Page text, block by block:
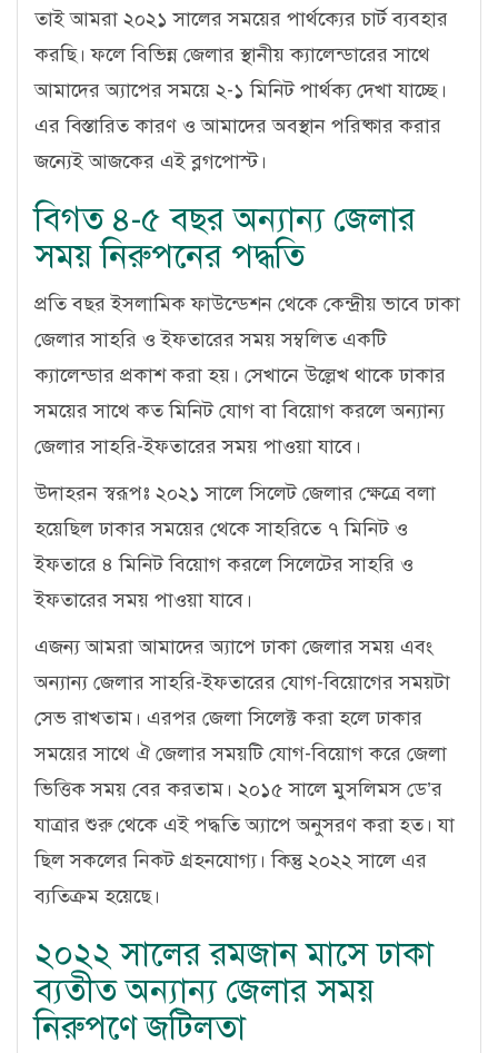
তাই আমরা ২০২১ সালের সময়ের পার্থক্যের চার্ট ব্যবহার
করছি। ফলে বিভিন্ন জেলার স্থানীয় ক্যালেন্ডারের সাথে
আমাদের অ্যাপের সময়ে ২-১ মিনিট পার্থক্য দেখা যাচ্ছে।
এর বিস্তারিত কারণ ও আমাদের অবস্থান পরিষ্কার করার
জন্যেই আজকের এই ব্লগপোস্ট।
বিগত ৪-৫ বছর অন্যান্য জেলার
সময় নিরুপনের পদ্ধতি
প্রতি বছর ইসলামিক ফাউন্ডেশন থেকে কেন্দ্রীয় ভাবে ঢাকা
জেলার সাহরি ও ইফতারের সময় সম্বলিত একটি
ক্যালেন্ডার প্রকাশ করা হয়। সেখানে উল্লেখ থাকে ঢাকার
সময়ের সাথে কত মিনিট যোগ বা বিয়োগ করলে অন্যান্য
জেলার সাহরি-ইফতারের সময় পাওয়া যাবে।
উদাহরন স্বরূপঃ ২০২১ সালে সিলেট জেলার ক্ষেত্রে বলা
হয়েছিল ঢাকার সময়ের থেকে সাহরিতে ৭ মিনিট ও
ইফতারে ৪ মিনিট বিয়োগ করলে সিলেটের সাহরি ও
ইফতারের সময় পাওয়া যাবে।
এজন্য আমরা আমাদের অ্যাপে ঢাকা জেলার সময় এবং
অন্যান্য জেলার সাহরি-ইফতারের যোগ-বিয়োগের সময়টা
সেভ রাখতাম। এরপর জেলা সিলেক্ট করা হলে ঢাকার
সময়ের সাথে ঐ জেলার সময়টি যোগ-বিয়োগ করে জেলা
ভিত্তিক সময় বের করতাম। ২০১৫ সালে মুসলিমস ডে’র
যাত্রার শুরু থেকে এই পদ্ধতি অ্যাপে অনুসরণ করা হত। যা
ছিল সকলের নিকট গ্রহনযোগ্য। কিন্তু ২০২২ সালে এর
ব্যতিক্রম হয়েছে।
২০২২ সালের রমজান মাসে ঢাকা
ব্যতীত অন্যান্য জেলার সময়
নিরুপণে জটিলতা